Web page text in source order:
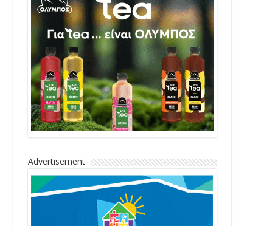
Advertisement